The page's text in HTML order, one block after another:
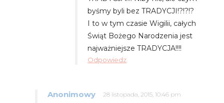
byśmy byli bez TRADYCJI!?!?!?
I to w tym czasie Wigilii, całych
Świąt Bożego Narodzenia jest
najważniejsze TRADYCJA!!!!
Odpowiedz
Anonimowy 28 listopada, 2015, 10:46 pm